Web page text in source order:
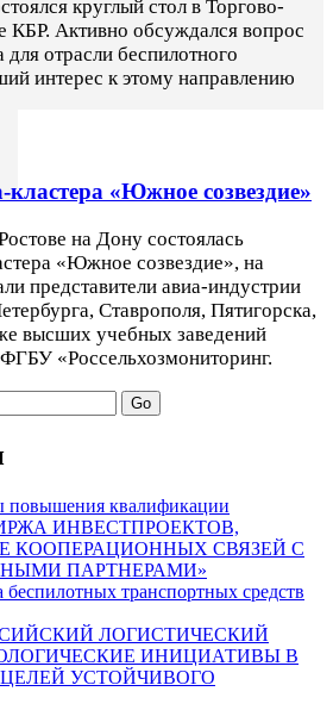
круглый стол в Торгово-
КБР. Активно обсуждался вопрос
для отрасли беспилотного
интерес к этому направлению
«Южное созвездие»
на Дону состоялась
«Южное созвездие», на
представители авиа-индустрии
Ставрополя, Пятигорска,
высших учебных заведений
«Россельхозмониторинг.
повышения квалификации
ИНВЕСТПРОЕКТОВ,
КООПЕРАЦИОННЫХ СВЯЗЕЙ С
ПАРТНЕРАМИ»
транспортных средств
ЛОГИСТИЧЕСКИЙ
ИНИЦИАТИВЫ В
УСТОЙЧИВОГО